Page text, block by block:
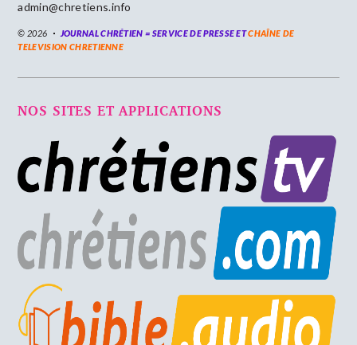
admin@chretiens.info
© 2026 JOURNAL CHRÉTIEN = SERVICE DE PRESSE ETCHAÎNE DE
TELEVISION CHRETIENNE
NOS SITES ET APPLICATIONS